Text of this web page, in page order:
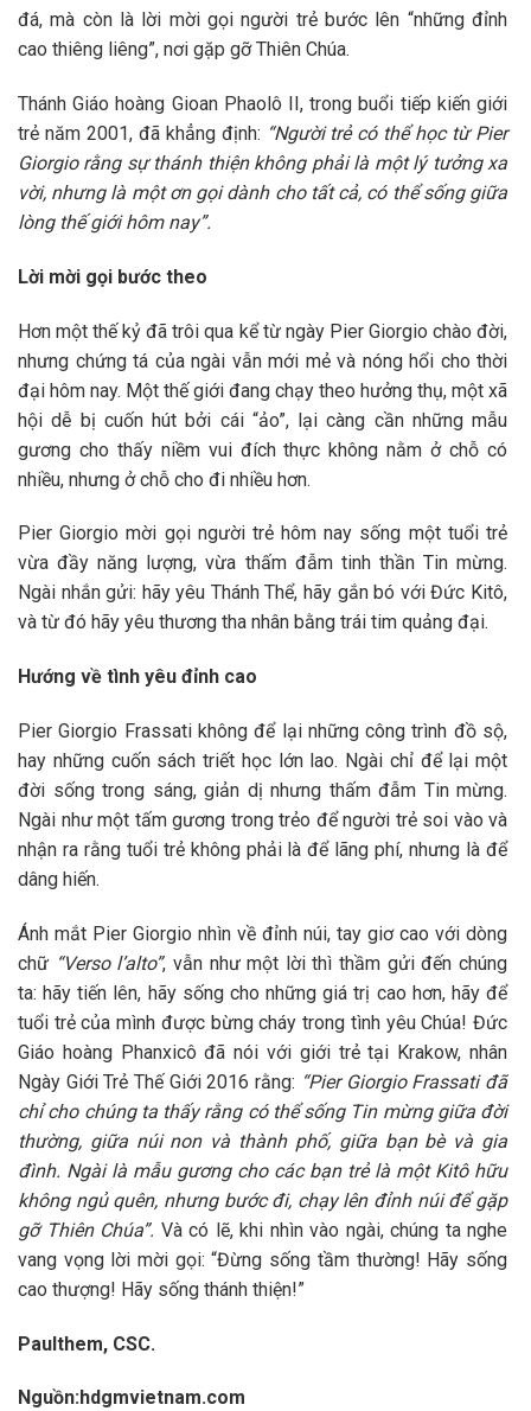
đá, mà còn là lời mời gọi người trẻ bước lên “những đỉnh
cao thiêng liêng”, nơi gặp gỡ Thiên Chúa.
Thánh Giáo hoàng Gioan Phaolô II, trong buổi tiếp kiến giới
trẻ năm 2001, đã khẳng định: “Người trẻ có thể học từ Pier
Giorgio rằng sự thánh thiện không phải là một lý tưởng xa
vời, nhưng là một ơn gọi dành cho tất cả, có thể sống giữa
lòng thế giới hôm nay”.
Lời mời gọi bước theo
Hơn một thế kỷ đã trôi qua kể từ ngày Pier Giorgio chào đời,
nhưng chứng tá của ngài vẫn mới mẻ và nóng hổi cho thời
đại hôm nay. Một thế giới đang chạy theo hưởng thụ, một xã
hội dễ bị cuốn hút bởi cái “ảo”, lại càng cần những mẫu
gương cho thấy niềm vui đích thực không nằm ở chỗ có
nhiều, nhưng ở chỗ cho đi nhiều hơn.
Pier Giorgio mời gọi người trẻ hôm nay sống một tuổi trẻ
vừa đầy năng lượng, vừa thấm đẫm tinh thần Tin mừng.
Ngài nhắn gửi: hãy yêu Thánh Thể, hãy gắn bó với Đức Kitô,
và từ đó hãy yêu thương tha nhân bằng trái tim quảng đại.
Hướng về tình yêu đỉnh cao
Pier Giorgio Frassati không để lại những công trình đồ sộ,
hay những cuốn sách triết học lớn lao. Ngài chỉ để lại một
đời sống trong sáng, giản dị nhưng thấm đẫm Tin mừng.
Ngài như một tấm gương trong trẻo để người trẻ soi vào và
nhận ra rằng tuổi trẻ không phải là để lãng phí, nhưng là để
dâng hiến.
Ánh mắt Pier Giorgio nhìn về đỉnh núi, tay giơ cao với dòng
chữ “Verso l’alto”, vẫn như một lời thì thầm gửi đến chúng
ta: hãy tiến lên, hãy sống cho những giá trị cao hơn, hãy để
tuổi trẻ của mình được bừng cháy trong tình yêu Chúa! Đức
Giáo hoàng Phanxicô đã nói với giới trẻ tại Krakow, nhân
Ngày Giới Trẻ Thế Giới 2016 rằng: “Pier Giorgio Frassati đã
chỉ cho chúng ta thấy rằng có thể sống Tin mừng giữa đời
thường, giữa núi non và thành phố, giữa bạn bè và gia
đình. Ngài là mẫu gương cho các bạn trẻ là một Kitô hữu
không ngủ quên, nhưng bước đi, chạy lên đỉnh núi để gặp
gỡ Thiên Chúa”. Và có lẽ, khi nhìn vào ngài, chúng ta nghe
vang vọng lời mời gọi: “Đừng sống tầm thường! Hãy sống
cao thượng! Hãy sống thánh thiện!”
Paulthem, CSC.
Nguồn:hdgmvietnam.com